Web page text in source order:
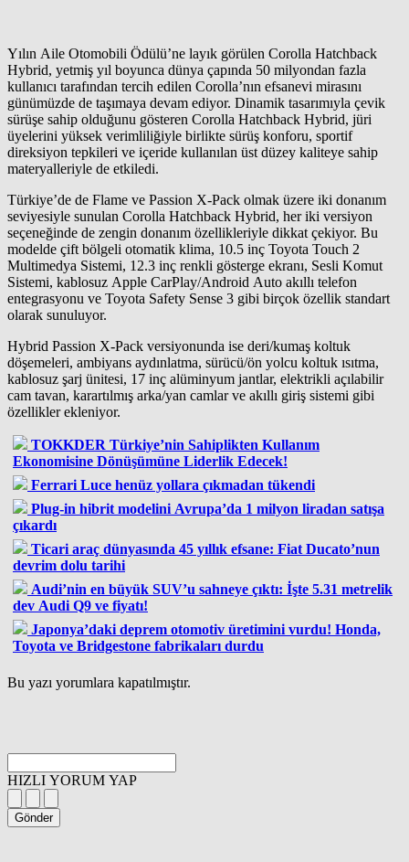
Yılın Aile Otomobili Ödülü’ne layık görülen Corolla Hatchback
Hybrid, yetmiş yıl boyunca dünya çapında 50 milyondan fazla
kullanıcı tarafından tercih edilen Corolla’nın efsanevi mirasını
günümüzde de taşımaya devam ediyor. Dinamik tasarımıyla çevik
sürüşe sahip olduğunu gösteren Corolla Hatchback Hybrid, jüri
üyelerini yüksek verimliliğiyle birlikte sürüş konforu, sportif
direksiyon tepkileri ve içeride kullanılan üst düzey kaliteye sahip
materyalleriyle de etkiledi.
Türkiye’de de Flame ve Passion X-Pack olmak üzere iki donanım
seviyesiyle sunulan Corolla Hatchback Hybrid, her iki versiyon
seçeneğinde de zengin donanım özellikleriyle dikkat çekiyor. Bu
modelde çift bölgeli otomatik klima, 10.5 inç Toyota Touch 2
Multimedya Sistemi, 12.3 inç renkli gösterge ekranı, Sesli Komut
Sistemi, kablosuz Apple CarPlay/Android Auto akıllı telefon
entegrasyonu ve Toyota Safety Sense 3 gibi birçok özellik standart
olarak sunuluyor.
Hybrid Passion X-Pack versiyonunda ise deri/kumaş koltuk
döşemeleri, ambiyans aydınlatma, sürücü/ön yolcu koltuk ısıtma,
kablosuz şarj ünitesi, 17 inç alüminyum jantlar, elektrikli açılabilir
cam tavan, karartılmış arka/yan camlar ve akıllı giriş sistemi gibi
özellikler ekleniyor.
TOKKDER Türkiye’nin Sahiplikten Kullanım
Ekonomisine Dönüşümüne Liderlik Edecek!
Ferrari Luce henüz yollara çıkmadan tükendi
Plug-in hibrit modelini Avrupa’da 1 milyon liradan satışa
çıkardı
Ticari araç dünyasında 45 yıllık efsane: Fiat Ducato’nun
devrim dolu tarihi
Audi’nin en büyük SUV’u sahneye çıktı: İşte 5.31 metrelik
dev Audi Q9 ve fiyatı!
Japonya’daki deprem otomotiv üretimini vurdu! Honda,
Toyota ve Bridgestone fabrikaları durdu
Bu yazı yorumlara kapatılmıştır.
HIZLI YORUM YAP
Gönder